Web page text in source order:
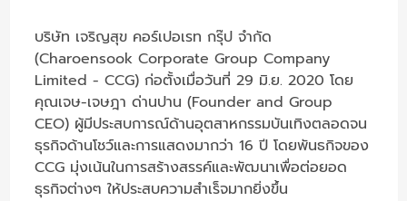
บริษัท เจริญสุข คอร์เปอเรท กรุ๊ป จำกัด
(Charoensook Corporate Group Company
Limited - CCG) ก่อตั้งเมื่อวันที่ 29 มิ.ย. 2020 โดย
คุณเจษ-เจษฎา ด่านปาน (Founder and Group
CEO) ผู้มีประสบการณ์ด้านอุตสาหกรรมบันเทิงตลอดจน
ธุรกิจด้านโชว์และการแสดงมากว่า 16 ปี โดยพันธกิจของ
CCG มุ่งเน้นในการสร้างสรรค์และพัฒนาเพื่อต่อยอด
ธุรกิจต่างๆ ให้ประสบความสำเร็จมากยิ่งขึ้น